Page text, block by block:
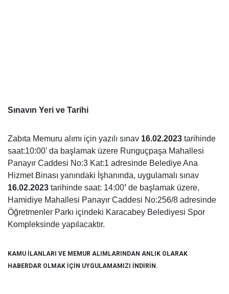
Sınavın Yeri ve Tarihi
Zabıta Memuru alımı için yazılı sınav 16.02.2023 tarihinde
saat:10:00’ da başlamak üzere Runguçpaşa Mahallesi
Panayır Caddesi No:3 Kat:1 adresinde Belediye Ana
Hizmet Binası yanındaki İşhanında, uygulamalı sınav
16.02.2023 tarihinde saat: 14:00’ de başlamak üzere,
Hamidiye Mahallesi Panayır Caddesi No:256/8 adresinde
Öğretmenler Parkı içindeki Karacabey Belediyesi Spor
Kompleksinde yapılacaktır.
KAMU İLANLARI VE MEMUR ALIMLARINDAN ANLIK OLARAK
HABERDAR OLMAK İÇİN UYGULAMAMIZI İNDİRİN.